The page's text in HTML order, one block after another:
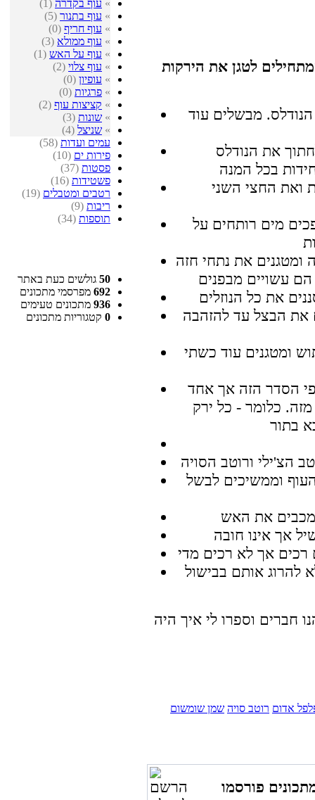
» עוף בקדרה (1)
» עוף בתנור (5)
» עוף חריף (0)
» עוף ממולא (3)
» עוף על האש (1)
» עוף צלוי (2)
» עופיון (0)
» פרגיות (0)
» קציצות עוף (2)
» שונות (3)
» שניצל (4)
עמים ועדות (58)
פירות ים (10)
פסטות (37)
פשטידות (16)
רטבים ומטבלים (19)
ריבות (9)
תוספות (34)
50 גולשים כעת באתר
692 מפרסמי מתכונים
936 מתכונים טעימים
0 קטגוריות מתכונים
לטגן את הירקות
מבשלים עוד
את הנודלס
ואת החצי השני
מים רותחים על
את נתחי חזה
את הבצל עד להזהבה
ומטגנים עוד כשתי
הסדר הזה אך אחד
כלומר - כל ירק
וממשיכים לבשל
להרוג אותם בבישול
אדום רוטב סויה שמן שומשום
פורסמו